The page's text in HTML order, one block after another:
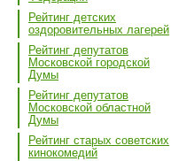
Рейтинг детских
оздоровительных лагерей
Рейтинг депутатов
Московской городской
Думы
Рейтинг депутатов
Московской областной
Думы
Рейтинг старых советских
кинокомедий